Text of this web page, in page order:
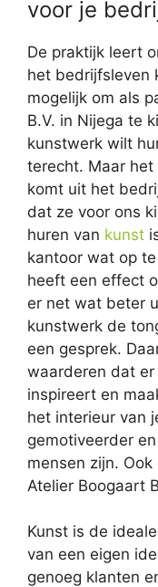
voor je
De praktijk leert
het bedrijfsleven
mogelijk om als
B.V. in Nijega te
kunstwerk wilt
terecht. Maar
komt uit het
dat ze voor ons
huren van kunst
kantoor wat op
heeft een effect
er net wat beter
kunstwerk de
een gesprek.
waarderen dat
inspireert en
het interieur van
gemotiveerder
mensen zijn.
Atelier Boogaart
Kunst is de
van een eigen
genoeg klanten